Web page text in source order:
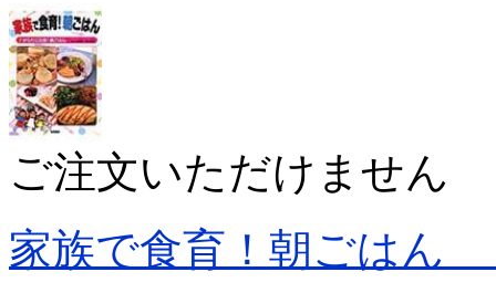
ご注文いただけません
家族で食育！朝ごはん